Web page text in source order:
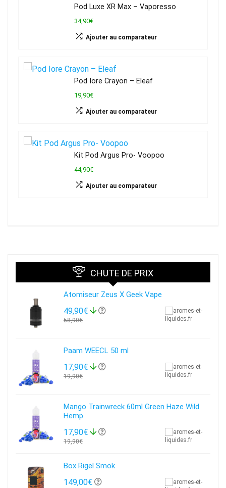
Pod Luxe XR Max – Vaporesso
34,90€
Ajouter au comparateur
Pod Iore Crayon – Eleaf
19,90€
Ajouter au comparateur
Kit Pod Argus Pro- Voopoo
44,90€
Ajouter au comparateur
CHUTE DE PRIX
Atomiseur Zeus X Geek Vape
49,90€
58,90€
Paam WEECL 50 ml
17,90€
19,90€
Mango Trainwreck 60ml Green Haze Wild
Hemp
17,90€
19,90€
Box Rigel Smok
149,00€